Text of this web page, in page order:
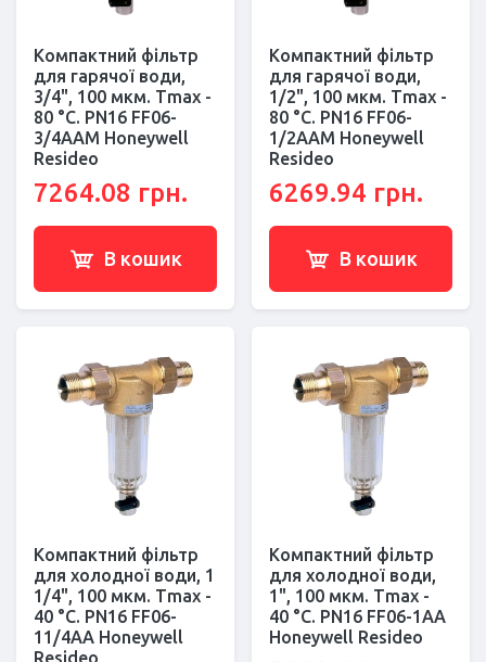
Компактний фільтр
для гарячої води,
3/4", 100 мкм. Тmax -
80 °C. РN16 FF06-
3/4AAM Honeywell
Resideo
7264.08 грн.
В кошик
Компактний фільтр
для гарячої води,
1/2", 100 мкм. Тmax -
80 °C. РN16 FF06-
1/2AAM Honeywell
Resideo
6269.94 грн.
В кошик
Компактний фільтр
для холодної води, 1
1/4", 100 мкм. Тmax -
40 °C. РN16 FF06-
11/4AA Honeywell
Resideo
Компактний фільтр
для холодної води,
1", 100 мкм. Тmax -
40 °C. РN16 FF06-1AA
Honeywell Resideo